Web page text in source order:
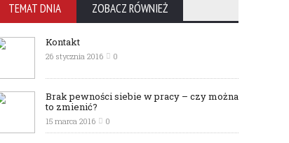
TEMAT DNIA ZOBACZ RÓWNIEŻ
Kontakt
26 stycznia 2016 0
Brak pewności siebie w pracy – czy można
to zmienić?
15 marca 2016 0